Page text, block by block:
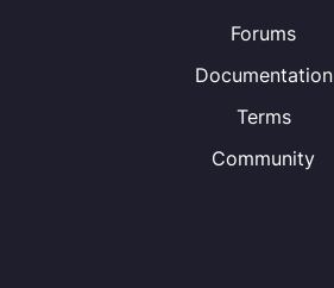
Forums
Documentation
Terms
Community